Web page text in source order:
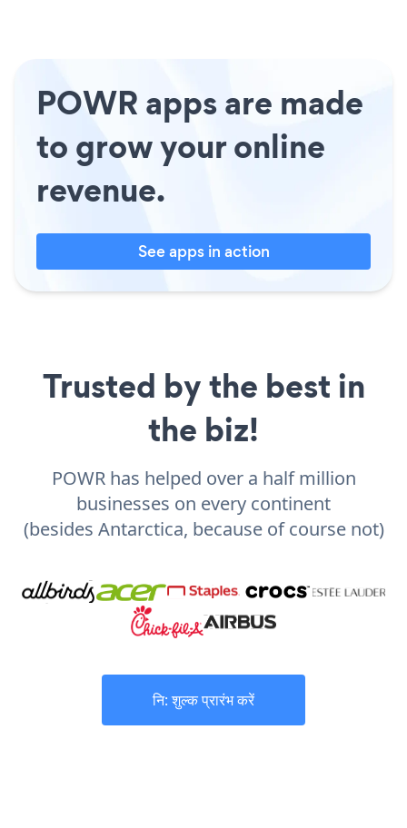
POWR apps are made
to grow your online
revenue.
See apps in action
Trusted by the best in
the biz!
POWR has helped over a half million
businesses on every continent
(besides Antarctica, because of course not)
नि: शुल्क प्रारंभ करें